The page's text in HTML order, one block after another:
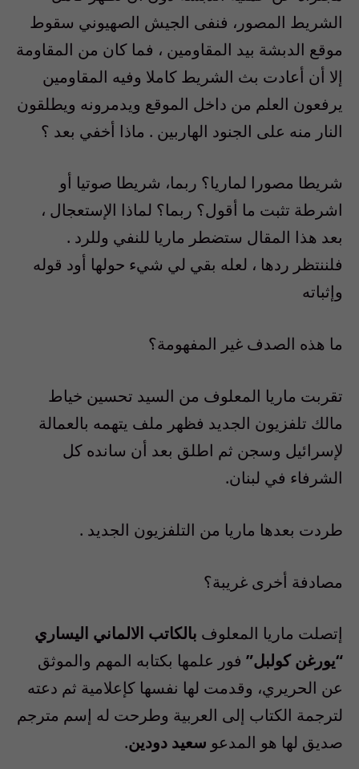
الشريط المصور، فنفى الجيش الصهيوني سقوط
موقع الدبشة بيد المقاومين ، فما كان من المقاومة
إلا أن أعادت بث الشريط كاملا وفيه المقاومين
يرفعون العلم من داخل الموقع ويدمرونه ويطلقون
النار منه على الجنود الهاربين . ماذا أخفي بعد ؟
شريطا مصورا لماريا؟ ربما، شريطا صوتيا أو
اشرطة تثبت ما أقول؟ ربما؟ لماذا الإستعجال ،
بعد هذا المقال ستضطر ماريا للنفي وللرد .
فلننتظر ردها ، لعله بقي لي شيء حولها أود قوله
وإثباته
ما هذه الصدف غير المفهومة؟
تقربت ماريا المعلوف من السيد تحسين خياط
مالك تلفزيون الجديد فظهر ملف يتهمه بالعمالة
لإسرائيل وسجن ثم اطلق بعد أن سانده كل
الشرفاء في لبنان.
طردت بعدها ماريا من التلفزيون الجديد .
مصادفة أخرى غريبة؟
إتصلت ماريا المعلوف بالكاتب الالماني اليساري
“يورغن كولبل” فور علمها بكتابه المهم والموثق
عن الحريري، وقدمت لها نفسها كإعلامية ثم دعته
لترجمة الكتاب إلى العربية وطرحت له إسم مترجم
صديق لها هو المدعو سعيد دودين.